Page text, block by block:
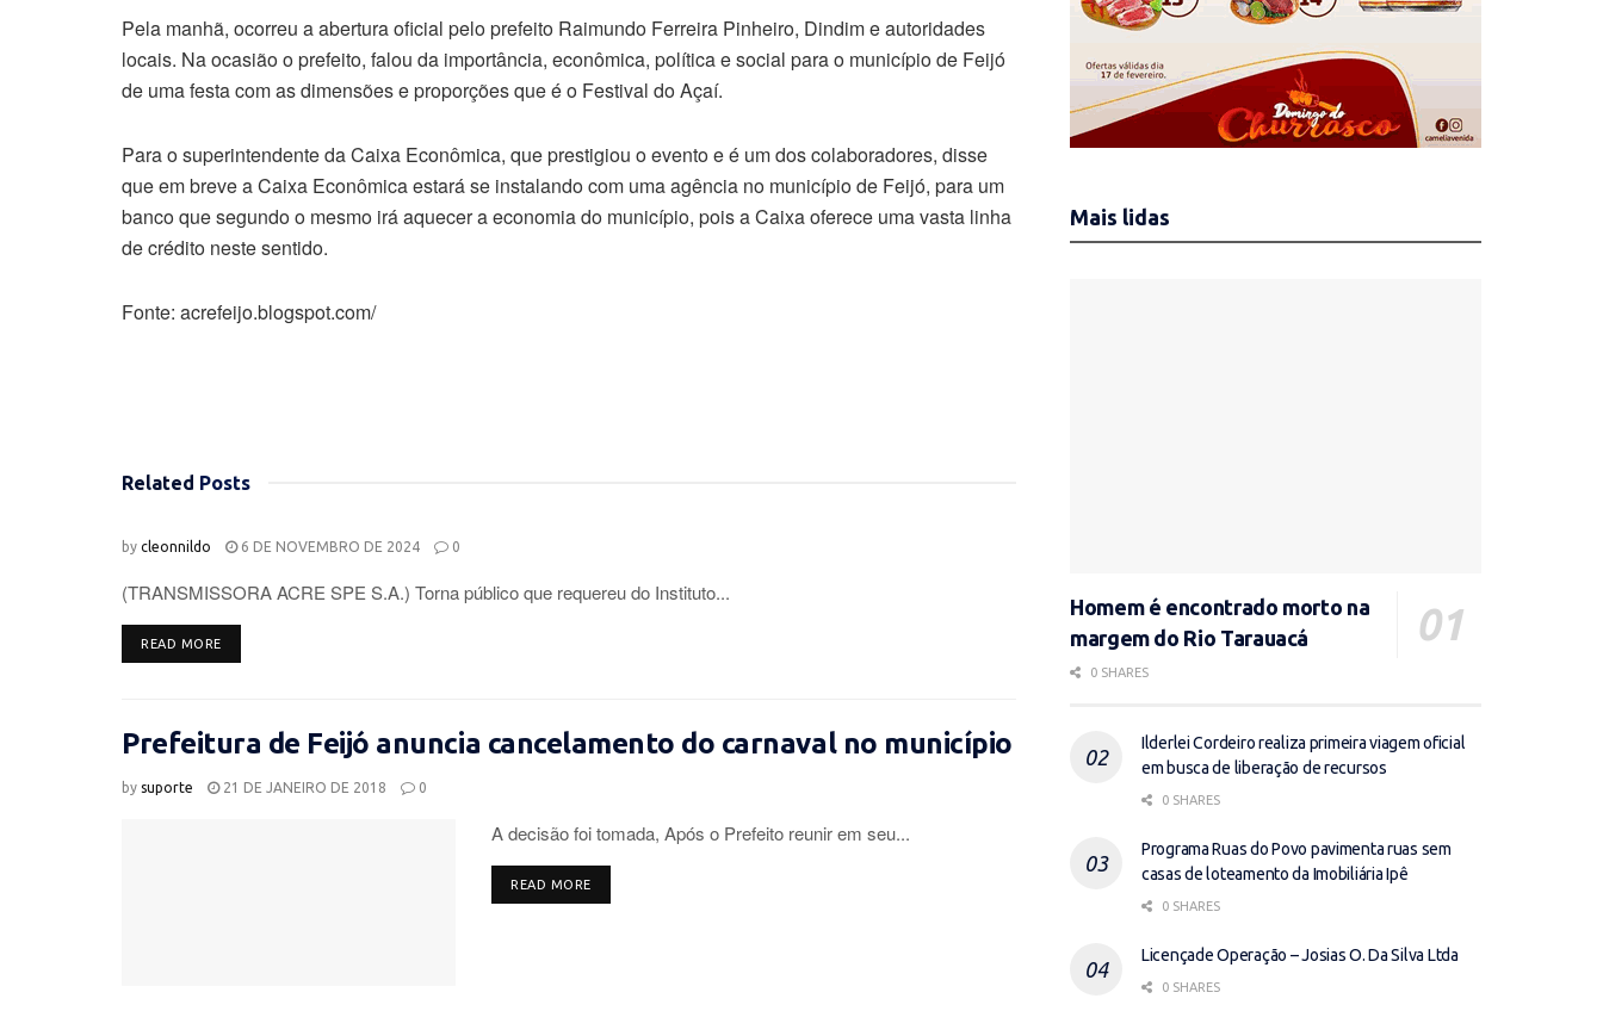
Pela manhã, ocorreu a abertura oficial pelo prefeito Raimundo Ferreira Pinheiro, Dindim e autoridades
locais. Na ocasião o prefeito, falou da importância, econômica, política e social para o município de Feijó
de uma festa com as dimensões e proporções que é o Festival do Açaí.
Para o superintendente da Caixa Econômica, que prestigiou o evento e é um dos colaboradores, disse
que em breve a Caixa Econômica estará se instalando com uma agência no município de Feijó, para um
banco que segundo o mesmo irá aquecer a economia do município, pois a Caixa oferece uma vasta linha
de crédito neste sentido.
Fonte: acrefeijo.blogspot.com/
Related Posts
by cleonnildo 6 DE NOVEMBRO DE 2024 0
(TRANSMISSORA ACRE SPE S.A.) Torna público que requereu do Instituto...
READ MOREDETAILS
Prefeitura de Feijó anuncia cancelamento do carnaval no município
by suporte 21 DE JANEIRO DE 2018 0
A decisão foi tomada, Após o Prefeito reunir em seu...
READ MOREDETAILS
Mais lidas
Homem é encontrado morto na
margem do Rio Tarauacá
0 SHARES
Ilderlei Cordeiro realiza primeira viagem oficial
em busca de liberação de recursos
0 SHARES
Programa Ruas do Povo pavimenta ruas sem
casas de loteamento da Imobiliária Ipê
0 SHARES
Licençade Operação – Josias O. Da Silva Ltda
0 SHARES